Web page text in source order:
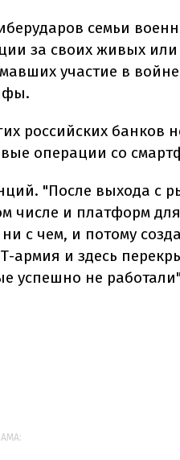
семьи
за своих живых или
участие в
российских банков
операции со
"После выхода с
числе и платформ для
с чем, и потому
армия и здесь
успешно не